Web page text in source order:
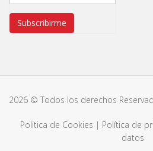
Subscribirme
2026 © Todos los derechos
Politica de Cookies | Política de
datos